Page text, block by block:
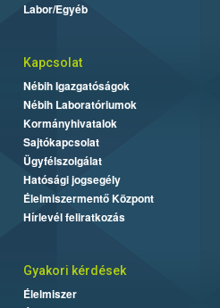
Labor/Egyéb
Kapcsolat
Nébih Igazgatóságok
Nébih Laboratóriumok
Kormányhivatalok
Sajtókapcsolat
Ügyfélszolgálat
Hatósági jogsegély
Élelmiszermentő Központ
Hírlevél feliratkozás
Gyakori kérdések
Élelmiszer